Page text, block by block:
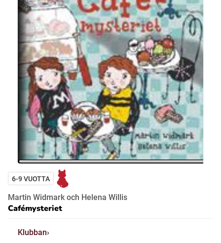
6-9 VUOTTA
Martin Widmark och Helena Willis
Cafémysteriet
Klubban